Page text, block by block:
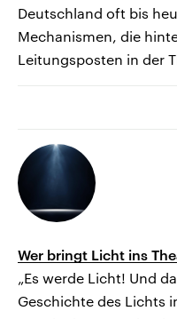
Deutschland oft bis
Mechanismen, die
Leitungsposten in der
Wer bringt Licht ins
„Es werde Licht! Und
Geschichte des Lichts